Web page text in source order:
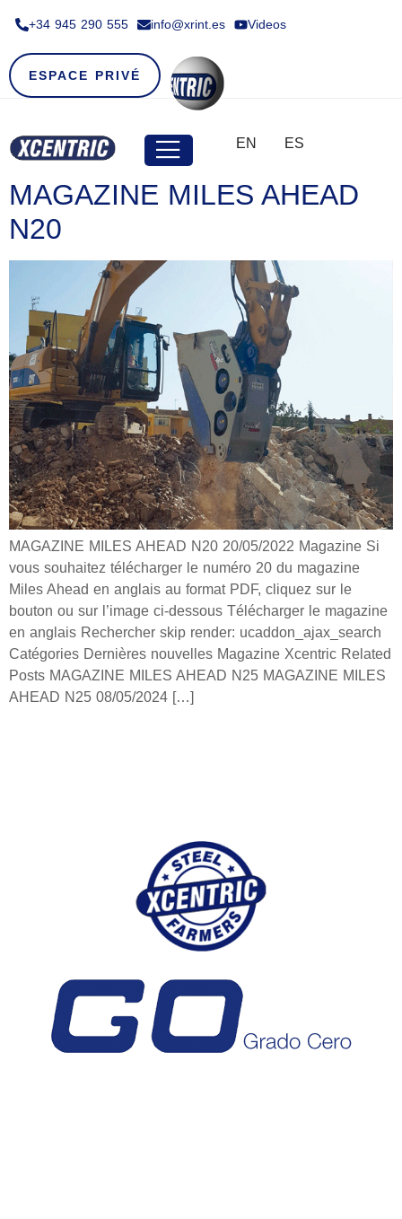
+34 945 290 555​ info@xrint.es Videos
ESPACE PRIVÉ
EN ES
MAGAZINE MILES AHEAD
N20
MAGAZINE MILES AHEAD N20 20/05/2022 Magazine Si
vous souhaitez télécharger le numéro 20 du magazine
Miles Ahead en anglais au format PDF, cliquez sur le
bouton ou sur l’image ci-dessous Télécharger le magazine
en anglais Rechercher skip render: ucaddon_ajax_search
Catégories Dernières nouvelles Magazine Xcentric Related
Posts MAGAZINE MILES AHEAD N25 MAGAZINE MILES
AHEAD N25 08/05/2024 […]